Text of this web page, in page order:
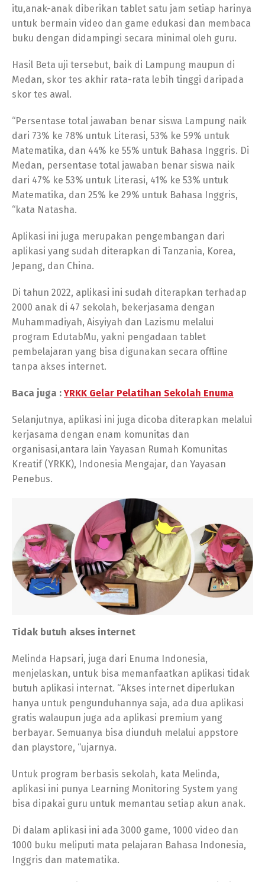
itu,anak-anak diberikan tablet satu jam setiap harinya
untuk bermain video dan game edukasi dan membaca
buku dengan didampingi secara minimal oleh guru.
Hasil Beta uji tersebut, baik di Lampung maupun di
Medan, skor tes akhir rata-rata lebih tinggi daripada
skor tes awal.
“Persentase total jawaban benar siswa Lampung naik
dari 73% ke 78% untuk Literasi, 53% ke 59% untuk
Matematika, dan 44% ke 55% untuk Bahasa Inggris. Di
Medan, persentase total jawaban benar siswa naik
dari 47% ke 53% untuk Literasi, 41% ke 53% untuk
Matematika, dan 25% ke 29% untuk Bahasa Inggris,
“kata Natasha.
Aplikasi ini juga merupakan pengembangan dari
aplikasi yang sudah diterapkan di Tanzania, Korea,
Jepang, dan China.
Di tahun 2022, aplikasi ini sudah diterapkan terhadap
2000 anak di 47 sekolah, bekerjasama dengan
Muhammadiyah, Aisyiyah dan Lazismu melalui
program EdutabMu, yakni pengadaan tablet
pembelajaran yang bisa digunakan secara offline
tanpa akses internet.
Baca juga : YRKK Gelar Pelatihan Sekolah Enuma
Selanjutnya, aplikasi ini juga dicoba diterapkan melalui
kerjasama dengan enam komunitas dan
organisasi,antara lain Yayasan Rumah Komunitas
Kreatif (YRKK), Indonesia Mengajar, dan Yayasan
Penebus.
Tidak butuh akses internet
Melinda Hapsari, juga dari Enuma Indonesia,
menjelaskan, untuk bisa memanfaatkan aplikasi tidak
butuh aplikasi internat. “Akses internet diperlukan
hanya untuk pengunduhannya saja, ada dua aplikasi
gratis walaupun juga ada aplikasi premium yang
berbayar. Semuanya bisa diunduh melalui appstore
dan playstore, “ujarnya.
Untuk program berbasis sekolah, kata Melinda,
aplikasi ini punya Learning Monitoring System yang
bisa dipakai guru untuk memantau setiap akun anak.
Di dalam aplikasi ini ada 3000 game, 1000 video dan
1000 buku meliputi mata pelajaran Bahasa Indonesia,
Inggris dan matematika.